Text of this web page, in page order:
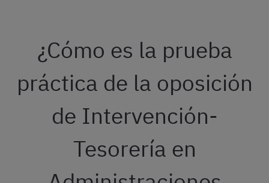
¿Cómo es la prueba
práctica de la oposición
de Intervención-
Tesorería en